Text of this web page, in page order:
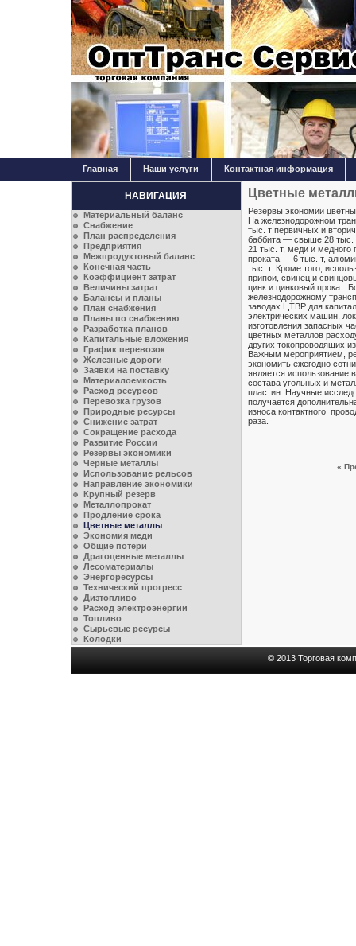
Главная Наши услуги Контактная информация
НАВИГАЦИЯ
Материальный баланс
Снабжение
План распределения
Предприятия
Межпродуктовый баланс
Конечная часть
Коэффициент затрат
Величины затрат
Балансы и планы
План снабжения
Планы по снабжению
Разработка планов
Капитальные вложения
График перевозок
Железные дороги
Заявки на поставку
Материалоемкость
Расход ресурсов
Перевозка грузов
Природные ресурсы
Снижение затрат
Сокращение расхода
Развитие России
Резервы экономики
Черные металлы
Использование рельсов
Направление экономики
Крупный резерв
Металлопрокат
Продление срока
Цветные металлы
Экономия меди
Общие потери
Драгоценные металлы
Лесоматериалы
Энергоресурсы
Технический прогресс
Дизтопливо
Расход электроэнергии
Топливо
Сырьевые ресурсы
Колодки
Цветные
Резервы экономии
На железнодорожном
тыс. т первичных и
баббита — свыше 28 тыс.
21 тыс. т, меди и медного
проката — 6 тыс. т,
тыс. т. Кроме того,
припои, свинец и
цинк и цинковый прокат.
железнодорожному
заводах ЦТВР для
электрических машин,
изготовления запасных
цветных металлов
других токопроводящих
Важным мероприятием,
экономить ежегодно
является использование
состава угольных и
пластин. Научные
получается
износа контактного
раза.
«
© 2013 Торговая